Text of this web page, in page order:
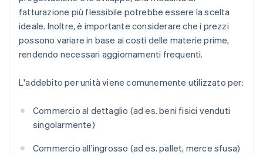
fatturazione più flessibile potrebbe essere la scelta
ideale. Inoltre, è importante considerare che i prezzi
possono variare in base ai costi delle materie prime,
rendendo necessari aggiornamenti frequenti.
L'addebito per unità viene comunemente utilizzato per:
Commercio al dettaglio (ad es. beni fisici venduti
singolarmente)
Commercio all'ingrosso (ad es. pallet, merce sfusa)